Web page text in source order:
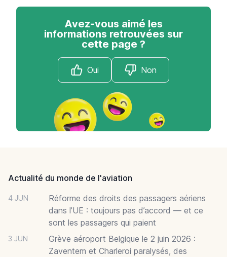
Avez-vous aimé les
informations retrouvées sur
cette page ?
Oui Non
Actualité du monde de l'aviation
4 JUN
Réforme des droits des passagers aériens
dans l’UE : toujours pas d’accord — et ce
sont les passagers qui paient
3 JUN
Grève aéroport Belgique le 2 juin 2026 :
Zaventem et Charleroi paralysés, des